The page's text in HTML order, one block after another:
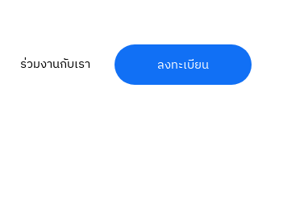
ร่วมงานกับเรา ลงทะเบียน